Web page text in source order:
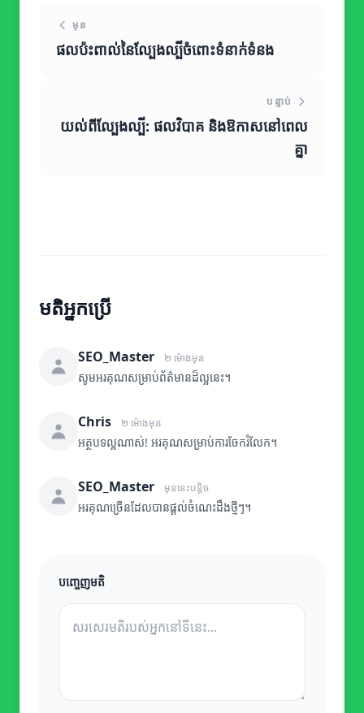
មុន
ផលប៉ះពាល់នៃល្បែងល្បីចំពោះទំនាក់ទំនង
បន្ទាប់
យល់ពីល្បែងល្បី: ផលវិបាគ និងឱកាសនៅពេល
គ្នា
មតិអ្នកប្រើ
SEO_Master ២ ម៉ោងមុន
សូមអរគុណសម្រាប់ព័ត៌មានដ៏ល្អនេះ។
Chris ២ ម៉ោងមុន
អត្ថបទល្អណាស់! អរគុណសម្រាប់ការចែករំលែក។
SEO_Master មុននេះបន្តិច
អរគុណច្រើនដែលបានផ្តល់ចំណេះដឹងថ្មីៗ។
បញ្ចេញមតិ